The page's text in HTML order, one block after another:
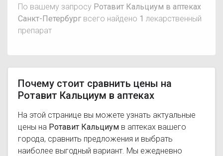
По вашему запросу Ротавит Кальциум в аптеках
Санкт-Петербург всего найдено 1 лекарственный
препарат
Почему стоит сравнить цены на
Ротавит Кальциум в аптеках
На этой странице вы можете узнать актуальные
цены на Ротавит Кальциум в аптеках вашего
города, сравнить предложения и выбрать
наиболее выгодный вариант. Мы ежедневно